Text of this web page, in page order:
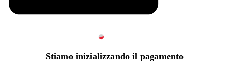
Stiamo inizializzando il pagamento